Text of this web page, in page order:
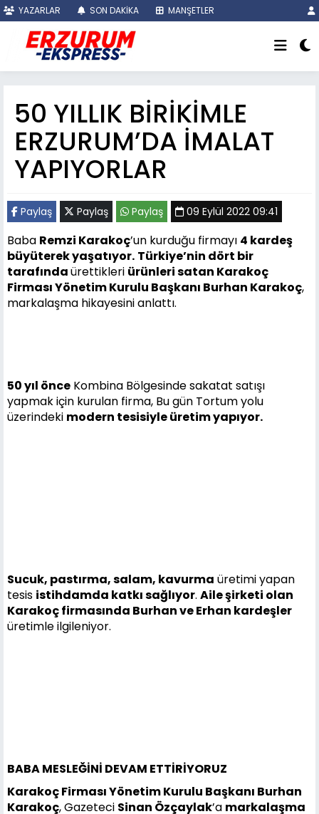
YAZARLAR SON DAKİKA MANŞETLER
50 YILLIK BİRİKİMLE
ERZURUM’DA İMALAT
YAPIYORLAR
Paylaş Paylaş Paylaş 09 Eylül 2022 09:41
Baba Remzi Karakoç’un kurduğu firmayı 4 kardeş
büyüterek yaşatıyor. Türkiye’nin dört bir
tarafındaürettikleri ürünleri satan Karakoç
Firması Yönetim Kurulu Başkanı Burhan Karakoç,
markalaşma hikayesini anlattı.
50 yıl önce Kombina Bölgesinde sakatat satışı
yapmak için kurulan firma, Bu gün Tortum yolu
üzerindeki modern tesisiyle üretim yapıyor.
Sucuk, pastırma, salam, kavurma üretimi yapan
tesis istihdamda katkı sağlıyor. Aile şirketi olan
Karakoç firmasında Burhan ve Erhan kardeşler
üretimle ilgileniyor.
BABA MESLEĞİNİ DEVAM ETTİRİYORUZ
Karakoç Firması Yönetim Kurulu Başkanı Burhan
Karakoç, Gazeteci Sinan Özçaylak’a markalaşma